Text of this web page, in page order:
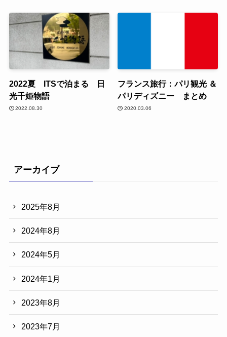
2022夏 ITSで泊まる 日
光千姫物語
2022.08.30
フランス旅行：パリ観光 ＆
パリディズニー まとめ
2020.03.06
アーカイブ
2025年8月
2024年8月
2024年5月
2024年1月
2023年8月
2023年7月